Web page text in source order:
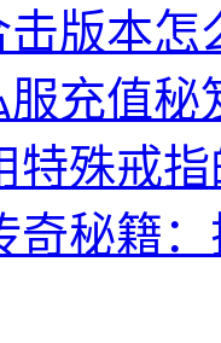
击版本
服充值
特殊戒
奇秘籍